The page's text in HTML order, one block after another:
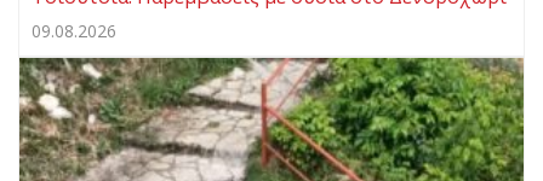
09.08.2026